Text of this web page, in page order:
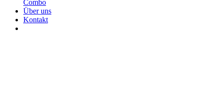
Combo
Über uns
Kontakt